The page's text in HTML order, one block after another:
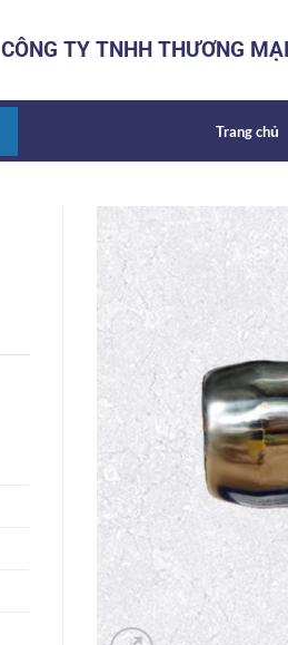
CÔNG TY TNHH THƯƠNG
Trang chủ